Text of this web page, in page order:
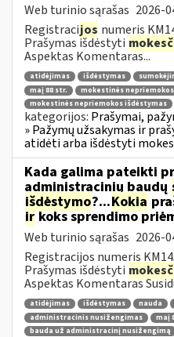
Web turinio sąrašas 2026-
Registracijos numeris
Prašymas išdėstyti
Aspektas Komentaras...
atidėjimas išdėstymas
maį 88 str.
mokestinės
mokestinės nepriemokos išdėstymas
kategorijos: Prašymai,
» Pažymų užsakymas ir
atidėti arba išdėstyti
Kada galima pateikti
administracinių baudų
išdėstymo?...Kokia
irkoks sprendimo
Web turinio sąrašas 2026-
Registracijos numeris
Prašymas išdėstyti
Aspektas Komentaras
atidėjimas išdėstymas nauda
administracinis nusižengimas
maį
bauda už administracinį nusižengimą